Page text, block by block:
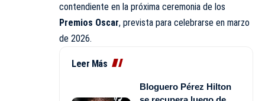
contendiente en la próxima ceremonia de los
Premios Oscar, prevista para celebrarse en marzo
de 2026.
Leer Más
Bloguero Pérez Hilton